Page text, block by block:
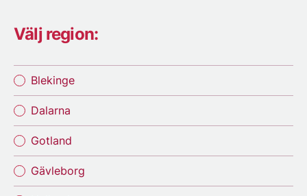
Välj region:
Blekinge
Dalarna
Gotland
Gävleborg